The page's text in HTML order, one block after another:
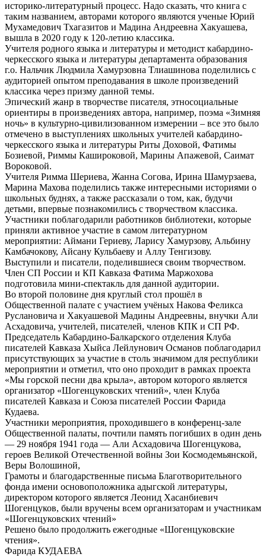
историко-литературный процесс. Надо сказать, что книга с
таким названием, авторами которого являются ученые Юрий
Мухамедович Тхагазитов и Мадина Андреевна Хакуашева,
вышла в 2020 году к 120-летию классика.
Учителя родного языка и литературы и методист кабардино-
черкесского языка и литературы департамента образования
г.о. Нальчик Людмила Хамурзовна Тлиашинова поделились с
аудиторией опытом преподавания в школе произведений
классика через призму данной темы.
Эпический жанр в творчестве писателя, этносоциальные
ориентиры в произведениях автора, например, поэма «Зимняя
ночь» в культурно-цивилизованном измерении – все это было
отмечено в выступлениях школьных учителей кабардино-
черкесского языка и литературы Риты Доховой, Фатимы
Бозиевой, Риммы Кашироковой, Марины Апажевой, Саимат
Вороковой.
Учителя Римма Шериева, Жанна Согова, Ирина Шамурзаева,
Марина Махова поделились также интересными историями о
школьных буднях, а также рассказали о том, как, будучи
детьми, впервые познакомились с творчеством классика.
Участники поблагодарили работников библиотеки, которые
приняли активное участие в самом литературном
мероприятии: Аймани Гериеву, Ларису Хамурзову, Альбину
Камбачокову, Айсану Кульбаеву и Аллу Тенгизову.
Выступили и писатели, поделившиеся своим творчеством.
Член СП России и КП Кавказа Фатима Маржохова
подготовила мини-спектакль для данной аудитории.
Во второй половине дня круглый стол прошёл в
Общественной палате с участием учёных Накова Феликса
Руслановича и Хакуашевой Мадины Андреевны, внучки Али
Асхадовича, учителей, писателей, членов КПК и СП РФ.
Председатель Кабардино-Балкарского отделения Клуба
писателей Кавказа Хыйса Лейлунович Османов поблагодарил
присутствующих за участие в столь значимом для республики
мероприятии и отметил, что оно проходит в рамках проекта
«Мы горской песни два крыла», автором которого является
организатор «Шогенцуковских чтений», член Клуба
писателей Кавказа и Союза писателей России Фарида
Кудаева.
Участники мероприятия, проходившего в конференц-зале
Общественной палаты, почтили память погибших в один день
— 29 ноября 1941 года — Али Асхадовича Шогенцукова,
героев Великой Отечественной войны Зои Космодемьянской,
Веры Волошиной,
Грамоты и благодарственные письма Благотворительного
фонда имени основоположника адыгской литературы,
директором которого является Леонид Хасанбиевич
Шогенцуков, были вручены всем организаторам и участникам
«Шогенцуковских чтений»
Решено было продолжить ежегодные «Шогенцуковские
чтения».
Фарида КУДАЕВА